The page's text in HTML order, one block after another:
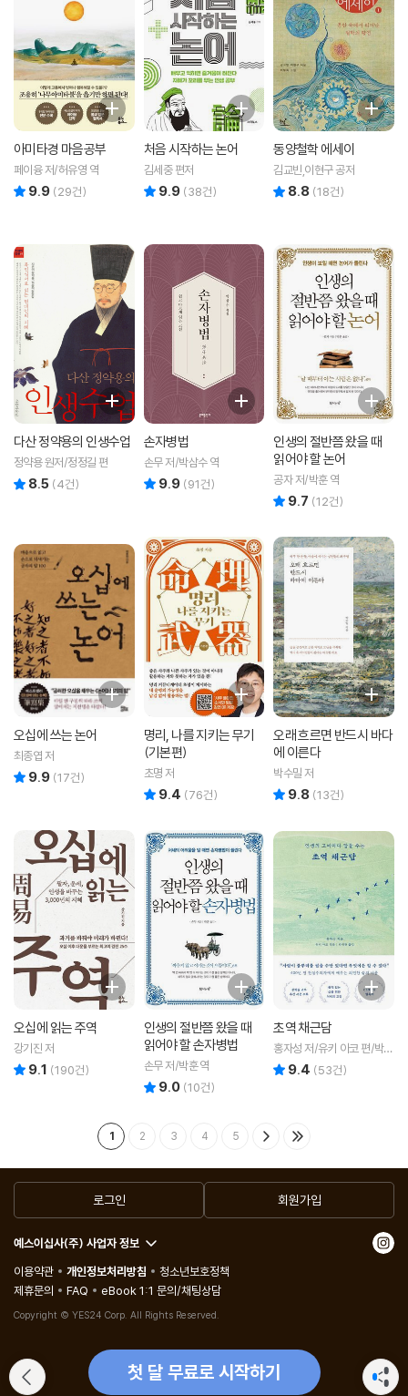
아미타경 마음공부
페이융 저/허유영 역
9.9 (29건)
처음 시작하는 논어
김세중 편저
9.9 (38건)
동양철학 에세이
김교빈,이현구 공저
8.8 (18건)
다산 정약용의 인생수업
정약용 원저/정정길 편
8.5 (4건)
손자병법
손무 저/박삼수 역
9.9 (91건)
인생의 절반쯤 왔을 때
읽어야 할 논어
공자 저/박훈 역
9.7 (12건)
오십에 쓰는 논어
최종엽 저
9.9 (17건)
명리, 나를 지키는 무기
(기본편)
초명 저
9.4 (76건)
오래 흐르면 반드시 바다
에 이른다
박수밀 저
9.8 (13건)
오십에 읽는 주역
강기진 저
9.1 (190건)
인생의 절반쯤 왔을 때
읽어야 할 손자병법
손무 저/박훈 역
9.0 (10건)
초역 채근담
홍자성 저/유키 아코 편/박재
현 역9.4 (53건)
1 2 3 4 5
첫 달 무료로 시작하기
로그인 회원가입
예스이십사(주) 사업자 정보
이용약관
개인정보처리방침
청소년보호정책
제휴문의
FAQ eBook 1:1 문의/채팅상담
Copyright © YES24 Corp. All Rights Reserved.